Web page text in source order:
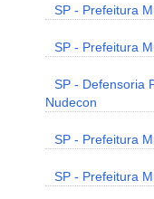
SP - Prefeitura
SP - Prefeitura
SP - Defensoria
Nudecon
SP - Prefeitura
SP - Prefeitura